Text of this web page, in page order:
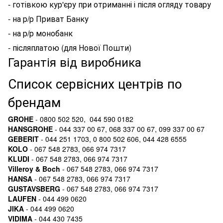
- готівкою кур'єру при отриманні і після огляду товару
- на р/р Приват Банку
- на р/р монобанк
- післяплатою (для Нової Пошти)
Гарантія від виробника
Список сервісних центрів по
брендам
GROHE - 0800 502 520, 044 590 0182
HANSGROHE - 044 337 00 67, 068 337 00 67, 099 337 00 67
GEBERIT - 044 251 1703, 0 800 502 606, 044 428 6555
KOLO - 067 548 2783, 066 974 7317
KLUDI - 067 548 2783, 066 974 7317
Villeroy & Boch - 067 548 2783, 066 974 7317
HANSA - 067 548 2783, 066 974 7317
GUSTAVSBERG - 067 548 2783, 066 974 7317
LAUFEN - 044 499 0620
JIKA - 044 499 0620
VIDIMA - 044 430 7435